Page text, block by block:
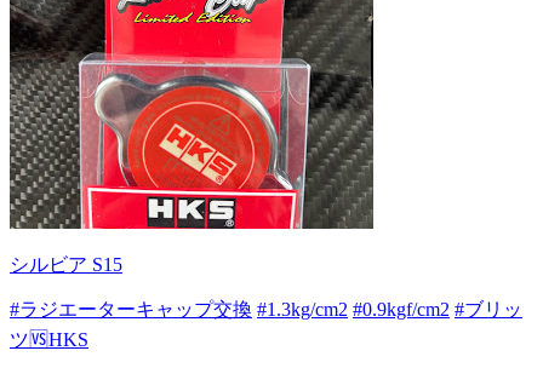
シルビア S15
#ラジエーターキャップ交換 #1.3kg/cm2 #0.9kgf/cm2 #ブリッ
ツ🆚HKS